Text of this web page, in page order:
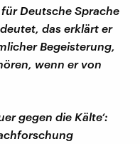
Deutsche Sprache
das erklärt er
Begeisterung,
wenn er von
gegen die Kälte‘: